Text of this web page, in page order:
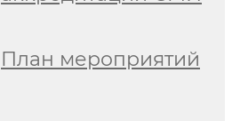
План мероприятий